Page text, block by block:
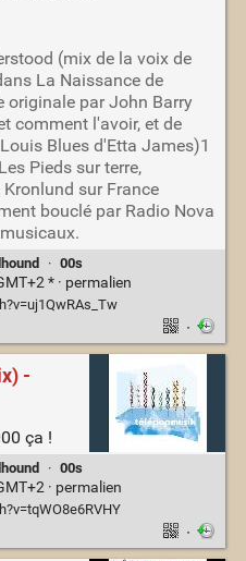
(mix de la voix de
La Naissance de
originale par John Barry
comment l'avoir, et de
Blues d'Etta James)1
Pieds sur terre,
sur France
bouclé par Radio Nova
· 00s
* · permalien
·
-
ça !
· 00s
· permalien
·